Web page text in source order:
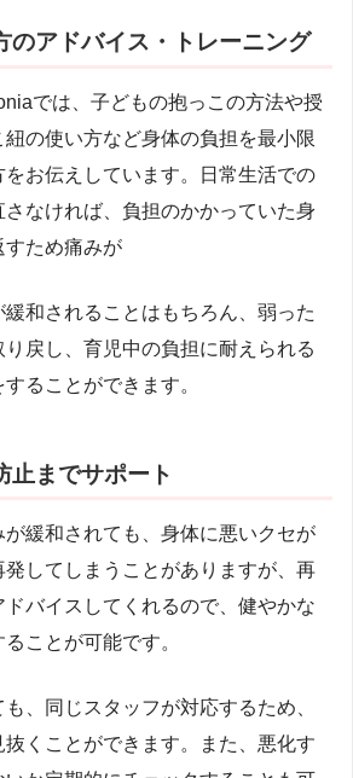
のアドバイス・トレーニング
では、子どもの抱っこの方法や授
の使い方など身体の負担を最小限
お伝えしています。日常生活での
なければ、負担のかかっていた身
すため痛みが
和されることはもちろん、弱った
戻し、育児中の負担に耐えられる
ることができます。
止までサポート
緩和されても、身体に悪いクセが
してしまうことがありますが、再
バイスしてくれるので、健やかな
ことが可能です。
、同じスタッフが対応するため、
くことができます。また、悪化す